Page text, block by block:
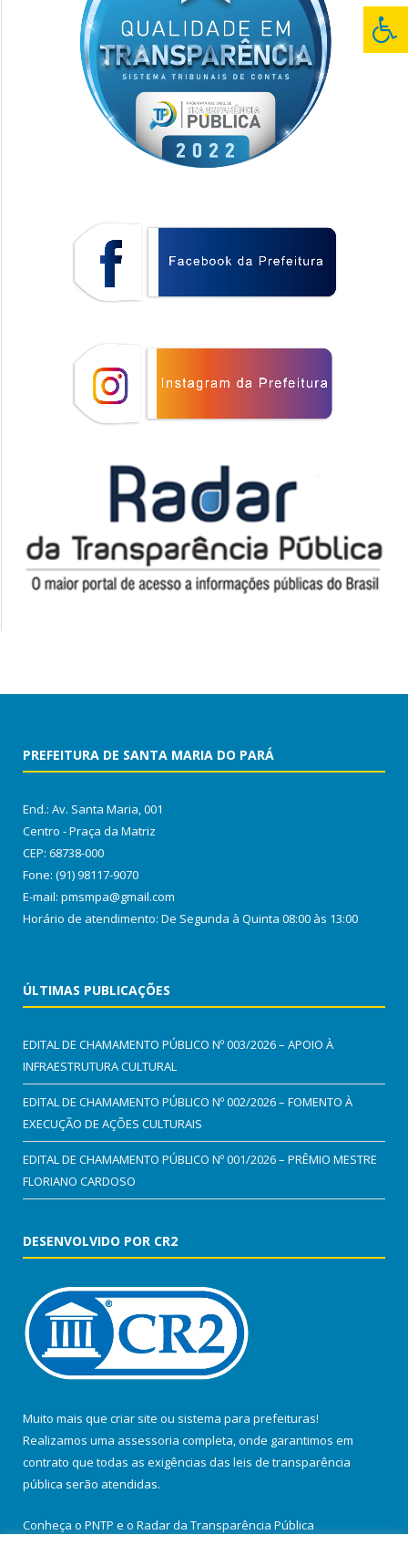
PREFEITURA DE SANTA MARIA DO PARÁ
End.: Av. Santa Maria, 001
Centro - Praça da Matriz
CEP: 68738-000
Fone: (91) 98117-9070
E-mail: pmsmpa@gmail.com
Horário de atendimento: De Segunda à Quinta 08:00 às 13:00
ÚLTIMAS PUBLICAÇÕES
EDITAL DE CHAMAMENTO PÚBLICO Nº 003/2026 – APOIO À
INFRAESTRUTURA CULTURAL
EDITAL DE CHAMAMENTO PÚBLICO Nº 002/2026 – FOMENTO À
EXECUÇÃO DE AÇÕES CULTURAIS
EDITAL DE CHAMAMENTO PÚBLICO Nº 001/2026 – PRÊMIO MESTRE
FLORIANO CARDOSO
DESENVOLVIDO POR CR2
Muito mais que criar site ou sistema para prefeituras!
Realizamos uma assessoria completa, onde garantimos em
contrato que todas as exigências das leis de transparência
pública serão atendidas.
Conheça o PNTP e o Radar da Transparência Pública